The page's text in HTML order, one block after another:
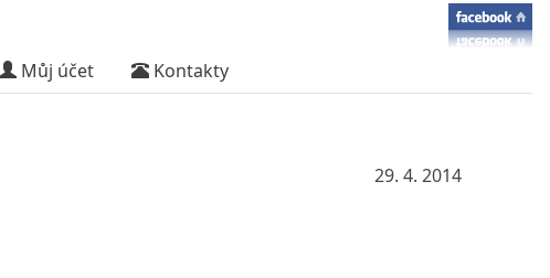
Můj účet Kontakty
29. 4. 2014